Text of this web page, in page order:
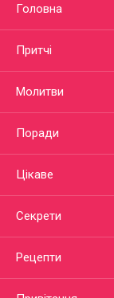
Головна
Притчі
Молитви
Поради
Цікаве
Секрети
Рецепти